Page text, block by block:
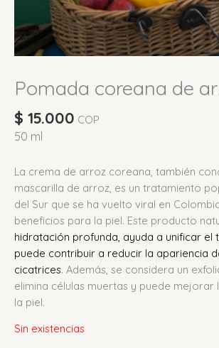
Pomada coreana de
$ 15.000 COP
50 ml
La crema de arroz coreana, también
mascarilla de arroz, es un tratamiento
del Sur que se ha vuelto viral en
beneficios para la piel. Este producto
hidratación profunda, ayuda a unificar el
puede contribuir a reducir la apariencia
cicatrices. Además, se considera un
elimina células muertas y puede mejorar
la piel.
Sin existencias